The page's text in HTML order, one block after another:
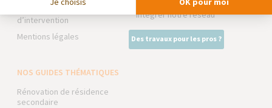
d’intervention
Mentions légales
Intégrer notre réseau
Des travaux pour les pros ?
NOS GUIDES THÉMATIQUES
Rénovation de résidence
secondaire